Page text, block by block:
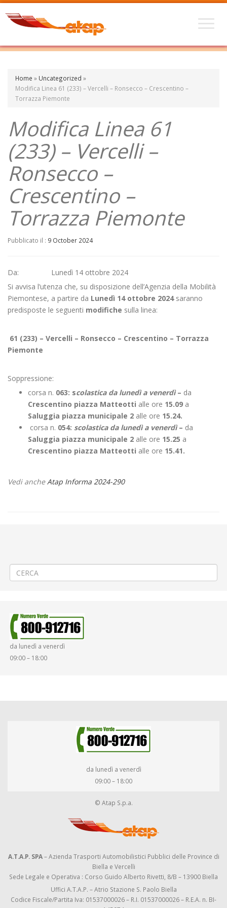
Home » Uncategorized »
Modifica Linea 61 (233) – Vercelli – Ronsecco – Crescentino –
Torrazza Piemonte
Modifica Linea 61
(233) – Vercelli –
Ronsecco –
Crescentino –
Torrazza Piemonte
Pubblicato il : 9 October 2024
Da: Lunedì 14 ottobre 2024
Si avvisa l’utenza che, su disposizione dell’Agenzia della Mobilità
Piemontese, a partire da Lunedì 14 ottobre 2024saranno
predisposte le seguenti modifiche sulla linea:
61 (233) – Vercelli – Ronsecco – Crescentino – Torrazza
Piemonte
Soppressione:
corsa n. 063: scolastica da lunedì a venerdì– da
Crescentino piazza Matteotti alle ore 15.09 a
Saluggia piazza municipale 2 alle ore 15.24.
corsa n. 054: scolastica da lunedì a venerdì – da
Saluggia piazza municipale 2 alle ore 15.25 a
Crescentino piazza Matteotti alle ore 15.41.
Vedi ancheAtap Informa 2024-290
da lunedì a venerdì
09:00 – 18:00
da lunedì a venerdì
09:00 – 18:00
© Atap S.p.a.
A.T.A.P. SPA– Azienda Trasporti Automobilistici Pubblici delle Province di
Biella e Vercelli
Sede Legale e Operativa : Corso Guido Alberto Rivetti, 8/B – 13900 Biella
Uffici A.T.A.P. – Atrio Stazione S. Paolo Biella
Codice Fiscale/Partita Iva: 01537000026 – R.I. 01537000026 – R.E.A. n. BI-